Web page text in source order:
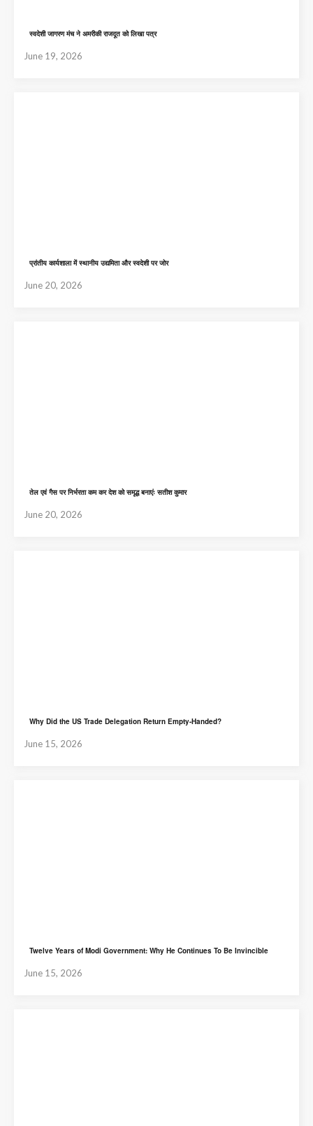
स्वदेशी जागरण मंच ने अमरीकी राजदूत को लिखा पत्र
June 19, 2026
प्रांतीय कार्यशाला में स्थानीय उद्यमिता और स्वदेशी पर जोर
June 20, 2026
तेल एवं गैस पर निर्भरता कम कर देश को समृद्ध बनाएंः सतीश कुमार
June 20, 2026
Why Did the US Trade Delegation Return Empty-Handed?
June 15, 2026
Twelve Years of Modi Government: Why He Continues To Be Invincible
June 15, 2026